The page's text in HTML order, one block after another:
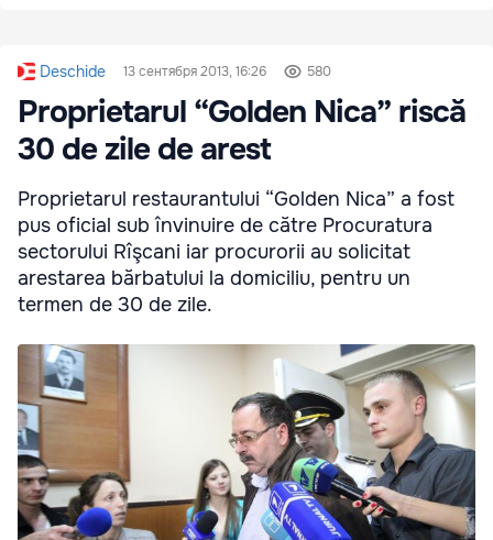
Deschide 13 сентября 2013, 16:26 580
Proprietarul “Golden Nica” riscă
30 de zile de arest
Proprietarul restaurantului “Golden Nica” a fost
pus oficial sub învinuire de către Procuratura
sectorului Rîşcani iar procurorii au solicitat
arestarea bărbatului la domiciliu, pentru un
termen de 30 de zile.